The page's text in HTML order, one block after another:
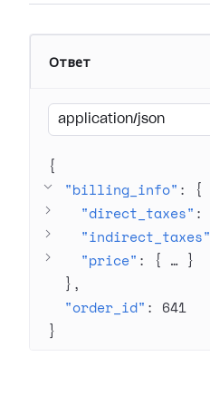
Ответ
application/json
{
"billing_info" :
{
"direct_taxes" :
"indirect_taxes"
"price" : { … }
}
"order_id" : 641
}